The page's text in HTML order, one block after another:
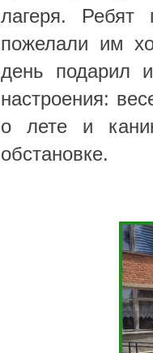
лагеря. Ребят
пожелали им
день подарил
настроения:
о лете и
обстановке.